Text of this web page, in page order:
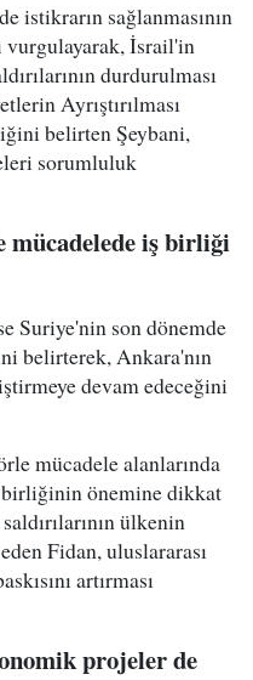
istikrarın sağlanmasının
vurgulayarak, İsrail'in
durdurulması
Ayrıştırılması
belirten Şeybani,
sorumluluk
mücadelede iş birliği
Suriye'nin son dönemde
belirterek, Ankara'nın
devam edeceğini
mücadele alanlarında
önemine dikkat
ülkenin
Fidan, uluslararası
artırması
projeler de